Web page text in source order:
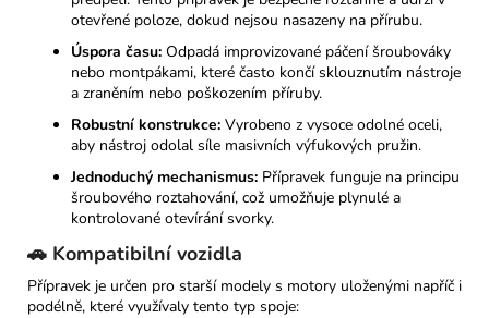
otevřené poloze, dokud nejsou nasazeny na přírubu.
Úspora času: Odpadá improvizované páčení šroubováky
nebo montpákami, které často končí sklouznutím nástroje
a zraněním nebo poškozením příruby.
Robustní konstrukce: Vyrobeno z vysoce odolné oceli,
aby nástroj odolal síle masivních výfukových pružin.
Jednoduchý mechanismus: Přípravek funguje na principu
šroubového roztahování, což umožňuje plynulé a
kontrolované otevírání svorky.
🚗 Kompatibilní vozidla
Přípravek je určen pro starší modely s motory uloženými napříč i
podélně, které využívaly tento typ spoje: